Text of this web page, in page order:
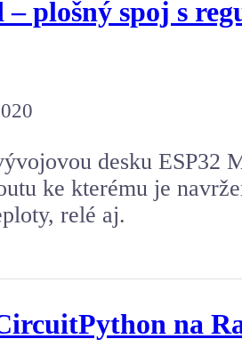
– plošný spoj s
desku ESP32
ke kterému je
relé aj.
na